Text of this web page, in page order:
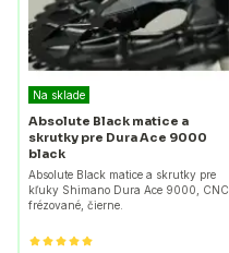
Na sklade
Absolute Black matice a
skrutky pre Dura Ace 9000
black
Absolute Black matice a skrutky pre
kľuky Shimano Dura Ace 9000, CNC
frézované, čierne.